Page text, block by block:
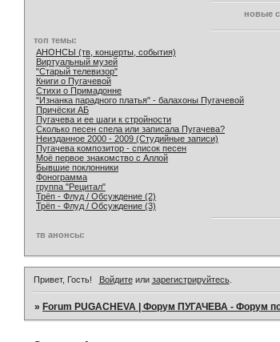
новые
топ темы:
АНОНСЫ (тв, концерты, события)
Виртуальный музей
"Старый телевизор"
Книги о Пугачевой
Стихи о Примадонне
"Изнанка парадного платья" - балахоны Пугачевой
Причёски АБ
Пугачева и ее шаги к стройности
Сколько песен спела или записала Пугачева?
Неизданное 2000 - 2009 (Студийные записи)
Пугачева композитор - список песен
Моё первое знакомство с Аллой
Бывшие поклонники
Фонограмма
группа "Рецитал"
Трёп - Флуд / Обсуждение (2)
Трёп - Флуд / Обсуждение (3)
тв анонсы:
Привет, Гость! Войдитеили зарегистрируйтесь.
»Forum PUGACHEVA | Форум ПУГАЧЕВА - Форум